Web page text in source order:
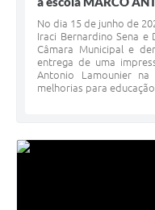
No dia 15 de junho de
Iraci Bernardino Sena e
Câmara Municipal e
entrega de uma
Antonio Lamounier
melhorias para